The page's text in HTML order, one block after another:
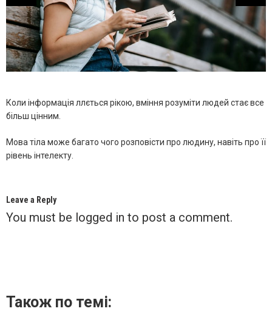
Коли інформація ллється рікою, вміння розуміти людей стає все
більш цінним.
Мова тіла може багато чого розповісти про людину, навіть про її
рівень інтелекту.
Leave a Reply
You must be logged in to post a comment.
Також по темі: